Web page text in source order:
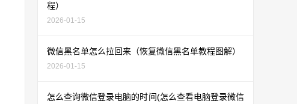
程）
2026-01-15
微信黑名单怎么拉回来（恢复微信黑名单教程图解）
2026-01-15
怎么查询微信登录电脑的时间(怎么查看电脑登录微信